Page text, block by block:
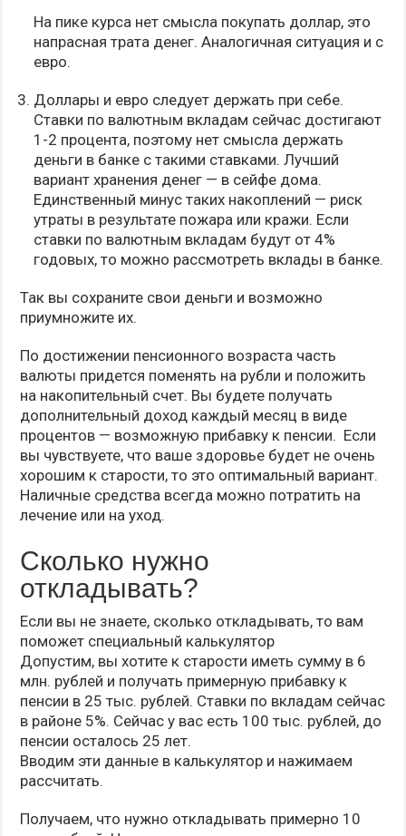
На пике курса нет смысла покупать доллар, это
напрасная трата денег. Аналогичная ситуация и с
евро.
Доллары и евро следует держать при себе.
Ставки по валютным вкладам сейчас достигают
1-2 процента, поэтому нет смысла держать
деньги в банке с такими ставками. Лучший
вариант хранения денег — в сейфе дома.
Единственный минус таких накоплений — риск
утраты в результате пожара или кражи. Если
ставки по валютным вкладам будут от 4%
годовых, то можно рассмотреть вклады в банке.
Так вы сохраните свои деньги и возможно
приумножите их.
По достижении пенсионного возраста часть
валюты придется поменять на рубли и положить
на накопительный счет. Вы будете получать
дополнительный доход каждый месяц в виде
процентов — возможную прибавку к пенсии. Если
вы чувствуете, что ваше здоровье будет не очень
хорошим к старости, то это оптимальный вариант.
Наличные средства всегда можно потратить на
лечение или на уход.
Сколько нужно
откладывать?
Если вы не знаете, сколько откладывать, то вам
поможет специальный калькулятор
Допустим, вы хотите к старости иметь сумму в 6
млн. рублей и получать примерную прибавку к
пенсии в 25 тыс. рублей. Ставки по вкладам сейчас
в районе 5%. Сейчас у вас есть 100 тыс. рублей, до
пенсии осталось 25 лет.
Вводим эти данные в калькулятор и нажимаем
рассчитать.
Получаем, что нужно откладывать примерно 10